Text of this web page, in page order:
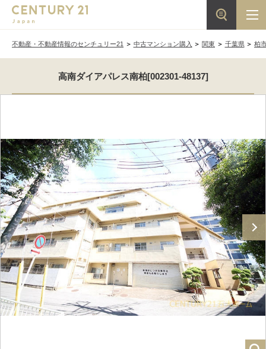
不動産・不動産情報のセンチュリー21 中古マンション購入 関東 千葉県 柏
高南ダイアパレス南柏[002301-48137]